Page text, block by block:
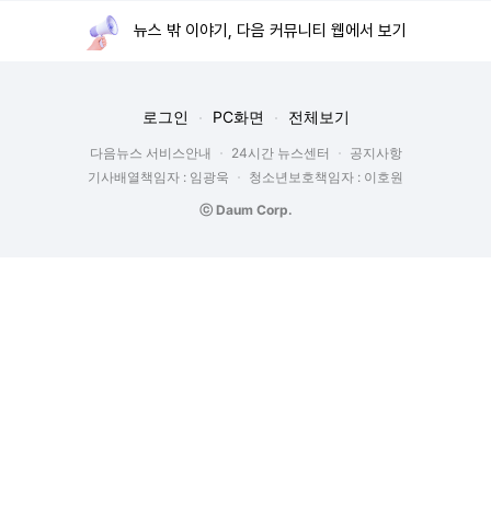
뉴스 밖 이야기, 다음 커뮤니티 웹에서 보기
로그인 PC화면 전체보기
다음뉴스 서비스안내 24시간 뉴스센터
공지사항
기사배열책임자 : 임광욱
청소년보호책임자 : 이호원
ⓒ Daum Corp.